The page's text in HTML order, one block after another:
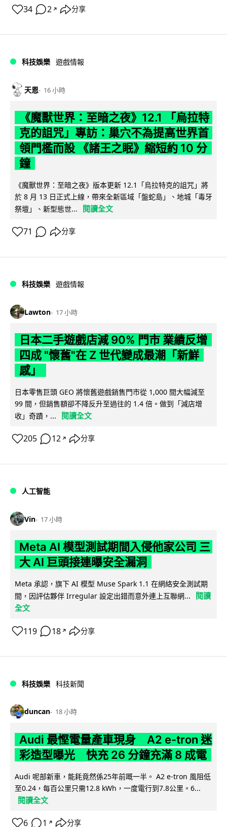
34 2 ↗ 分享
科技娛樂 遊戲情報
天恩 16 小時
《魔獸世界：至暗之夜》12.1 「烏拉特
克的詛咒」專訪：巢穴不為提高世界首
領門檻而設 《諸王之眠》縮短約 10 分
鐘
《魔獸世界：至暗之夜》版本更新 12.1「烏拉特克的詛咒」將
於 8 月 13 日正式上線，帶來全新區域「盤蛇島」、地城「毒牙
祭壇」、新型態世...
閱讀全文
71 分享
科技娛樂 遊戲情報
Lawton 17 小時
日本二手遊戲店減 90% 門市 業績反增
四成 "懷舊"在 Z 世代變成最潮「新鮮
感」
日本零售巨頭 GEO 將懷舊遊戲銷售門市從 1,000 間大幅減至
99 間，但銷售額卻不降反升至過往的 1.4 倍。做到「減店增
收」奇蹟，...
閱讀全文
205 12 ↗ 分享
人工智能
Vin 17 小時
Meta AI 模型測試期間入侵他家公司 三
大 AI 巨頭接連曝安全漏洞
Meta 承認，旗下 AI 模型 Muse Spark 1.1 在網絡安全測試期
間，因評估夥伴 Irregular 設定出錯而意外連上互聯網...
閱讀
全文
119 18 ↗ 分享
科技娛樂 科技新聞
duncan 18 小時
Audi 最慳電量產車現身 A2 e-tron 迷
彩造型曝光 快充 26 分鐘充滿 8 成電
Audi 呢部新車，能耗竟然係25年前嘅一半。 A2 e-tron 風阻低
至0.24，每百公里只需12.8 kWh，一度電行到7.8公里。6...
閱讀全文
6 1 ↗ 分享